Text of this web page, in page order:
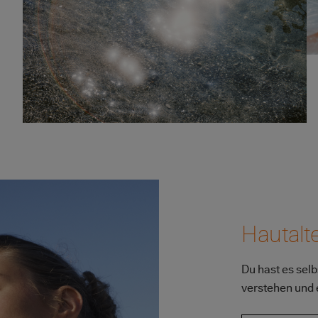
Bild
Du hast es
verstehen und